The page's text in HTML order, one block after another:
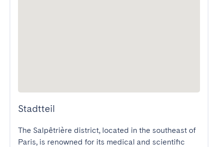
Stadtteil
The Salpêtrière district, located in the southeast of
Paris, is renowned for its medical and scientific